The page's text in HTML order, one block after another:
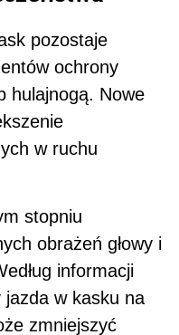
pozostaje
ochrony
hulajnogą. Nowe
w ruchu
stopniu
obrażeń głowy i
informacji
w kasku na
zmniejszyć